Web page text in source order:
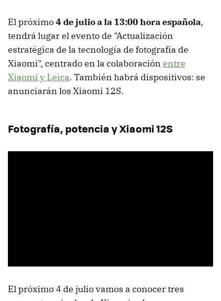
El próximo4 de julio a la 13:00 hora española,
tendrá lugar el evento de "Actualización
estratégica de la tecnología de fotografía de
Xiaomi", centrado en la colaboración entre
Xiaomi y Leica. También habrá dispositivos: se
anunciarán los Xiaomi 12S.
Fotografía, potencia y Xiaomi 12S
El próximo 4 de julio vamos a conocer tres